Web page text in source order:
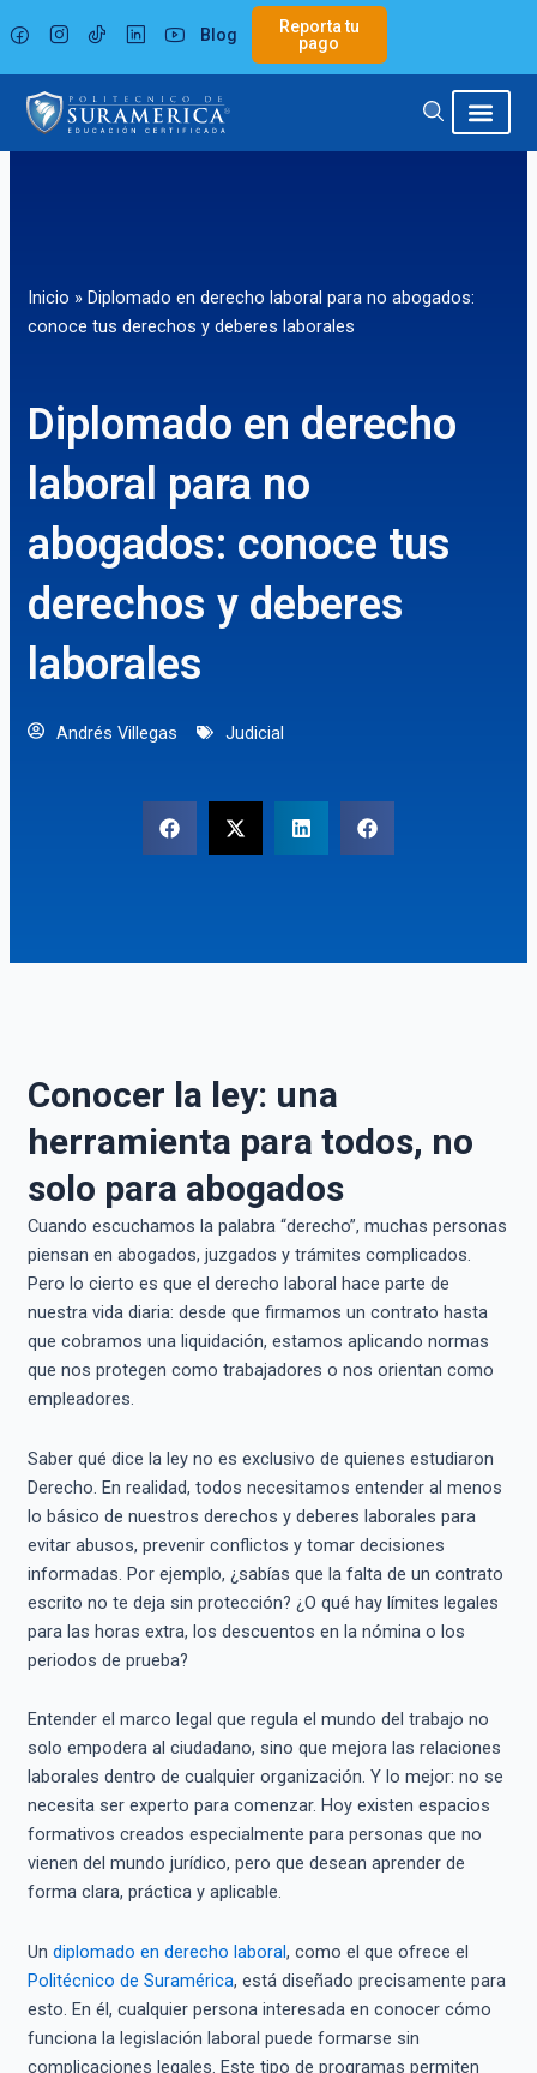
al
contenido
Blog
Reporta tu
pago
Inicio » Diplomado en derecho laboral para no abogados:
conoce tus derechos y deberes laborales
Diplomado en derecho
laboral para no
abogados: conoce tus
derechos y deberes
laborales
Andrés Villegas Judicial
Conocer la ley: una
herramienta para todos, no
solo para abogados
Cuando escuchamos la palabra “derecho”, muchas personas
piensan en abogados, juzgados y trámites complicados.
Pero lo cierto es que el derecho laboral hace parte de
nuestra vida diaria: desde que firmamos un contrato hasta
que cobramos una liquidación, estamos aplicando normas
que nos protegen como trabajadores o nos orientan como
empleadores.
Saber qué dice la ley no es exclusivo de quienes estudiaron
Derecho. En realidad, todos necesitamos entender al menos
lo básico de nuestros derechos y deberes laborales para
evitar abusos, prevenir conflictos y tomar decisiones
informadas. Por ejemplo, ¿sabías que la falta de un contrato
escrito no te deja sin protección? ¿O qué hay límites legales
para las horas extra, los descuentos en la nómina o los
periodos de prueba?
Entender el marco legal que regula el mundo del trabajo no
solo empodera al ciudadano, sino que mejora las relaciones
laborales dentro de cualquier organización. Y lo mejor: no se
necesita ser experto para comenzar. Hoy existen espacios
formativos creados especialmente para personas que no
vienen del mundo jurídico, pero que desean aprender de
forma clara, práctica y aplicable.
Un diplomado en derecho laboral, como el que ofrece el
Politécnico de Suramérica, está diseñado precisamente para
esto. En él, cualquier persona interesada en conocer cómo
funciona la legislación laboral puede formarse sin
complicaciones legales. Este tipo de programas permiten